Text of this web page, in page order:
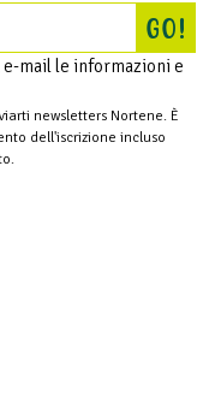
GO!
mail le informazioni e
newsletters Nortene. È
dell'iscrizione incluso